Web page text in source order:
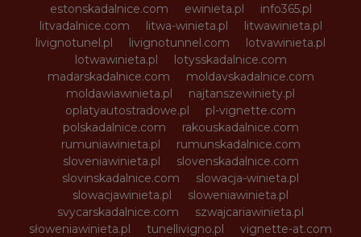
estonskadalnice.com
ewinieta.pl
info365.pl
litvadalnice.com
litwa-winieta.pl
litwawinieta.pl
livignotunel.pl
livignotunnel.com
lotvawinieta.pl
lotwawinieta.pl
lotysskadalnice.com
madarskadalnice.com
moldavskadalnice.com
moldawiawinieta.pl
najtanszewiniety.pl
oplatyautostradowe.pl
pl-vignette.com
polskadalnice.com
rakouskadalnice.com
rumuniawinieta.pl
rumunskadalnice.com
sloveniawinieta.pl
slovenskadalnice.com
slovinskadalnice.com
slowacja-winieta.pl
slowacjawinieta.pl
sloweniawinieta.pl
svycarskadalnice.com
szwajcariawinieta.pl
słoweniawinieta.pl
tunellivigno.pl
vignette-at.com